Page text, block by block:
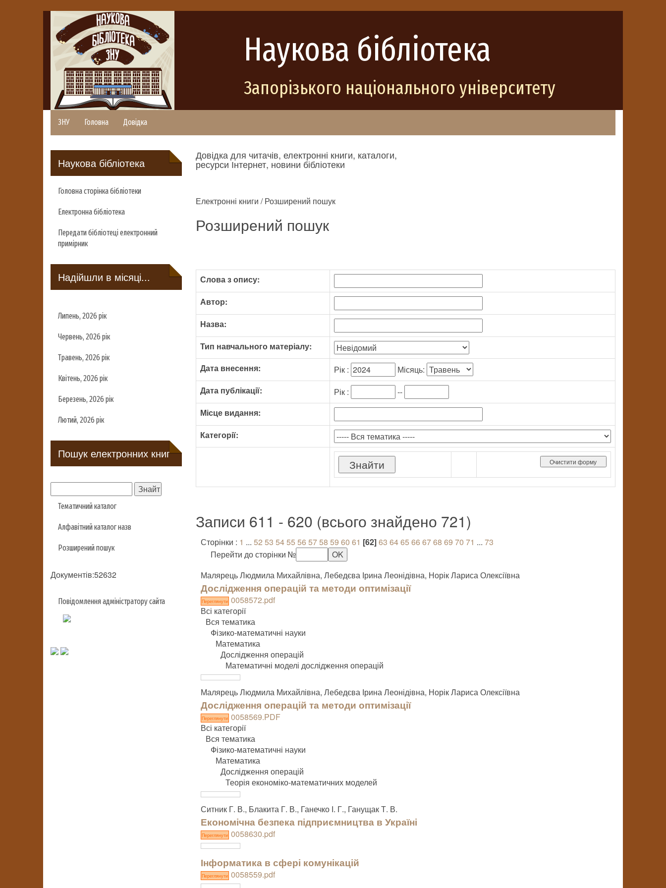
Наукова бібліотека
Запорізького національного університету
ЗНУ Головна Довідка
Наукова бібліотека
Головна сторінка бібліотеки
Електронна бібліотека
Передати бібліотеці електронний
примірник
Надійшли в місяці...
Липень, 2026 рік
Червень, 2026 рік
Травень, 2026 рік
Квітень, 2026 рік
Березень, 2026 рік
Лютий, 2026 рік
Пошук електронних книг
Тематичний каталог
Алфавітний каталог назв
Розширений пошук
Документів:52632
Повідомлення адміністратору сайта
Довідка для читачів, електронні книги, каталоги,
ресурси Інтернет, новини бібліотеки
Електронні книги / Розширений пошук
Розширений пошук
Слова з опису:
Автор:
Назва:
Тип навчального матеріалу:
Дата внесення:
Рік :
Місяць:
Дата публікації:
Рік :
--
Місце видання:
Категорії:
Записи 611 - 620 (всього знайдено 721)
Сторінки : 1 ... 52 53 5455 56 5758 59 60 61 [62]63 6465 66 6768 69 70 71 ... 73
Перейти до сторінки №
Малярець Людмила Михайлівна, Лебедєва Ірина Леонідівна, Норік Лариса Олексіївна
Дослідження операцій та методи оптимізації
Переглянути0058572.pdf
Всі категорії
Вся тематика
Фізико-математичні науки
Математика
Дослідження операцій
Математичні моделі дослідження операцій
Малярець Людмила Михайлівна, Лебедєва Ірина Леонідівна, Норік Лариса Олексіївна
Дослідження операцій та методи оптимізації
Переглянути0058569.PDF
Всі категорії
Вся тематика
Фізико-математичні науки
Математика
Дослідження операцій
Теорія економіко-математичних моделей
Ситник Г. В., Блакита Г. В., Ганечко І. Г., Ганущак Т. В.
Економічна безпека підприємництва в Україні
Переглянути0058630.pdf
Інформатика в сфері комунікацій
Переглянути0058559.pdf